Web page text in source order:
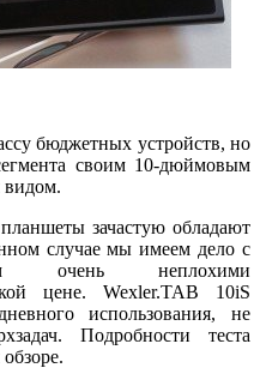
бюджетных устройств, но
своим 10-дюймовым
зачастую обладают
случае мы имеем дело с
очень неплохими
цене. Wexler.TAB 10iS
использования, не
Подробности теста